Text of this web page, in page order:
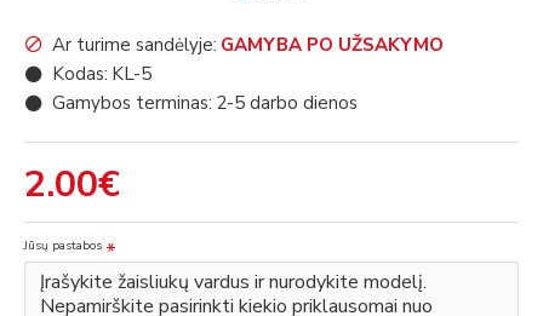
2.00€
Ar turime sandėlyje: GAMYBA PO UŽSAKYMO
Kodas: KL-5
Gamybos terminas: 2-5 darbo dienos
Jūsų pastabos